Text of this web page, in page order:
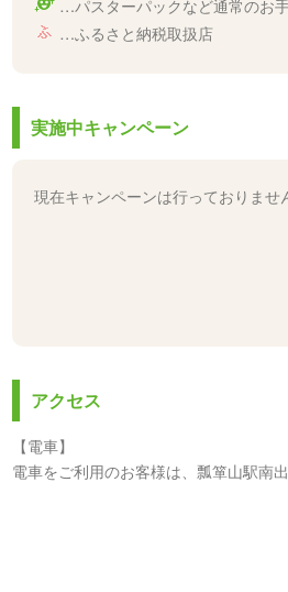
…パスターパックなど通常のお
…ふるさと納税取扱店
実施中キャンペーン
現在キャンペーンは行っておりませ
アクセス
【電車】
電車をご利用のお客様は、瓢箪山駅南